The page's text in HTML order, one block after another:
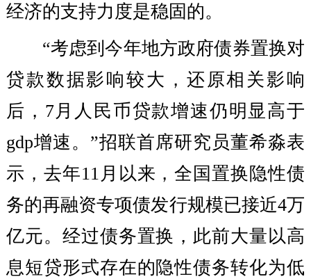
经济的支持力度是稳固的。
“考虑到今年地方政府债券置换对
贷款数据影响较大，还原相关影响
后，7月人民币贷款增速仍明显高于
gdp增速。”招联首席研究员董希淼表
示，去年11月以来，全国置换隐性债
务的再融资专项债发行规模已接近4万
亿元。经过债务置换，此前大量以高
息短贷形式存在的隐性债务转化为低